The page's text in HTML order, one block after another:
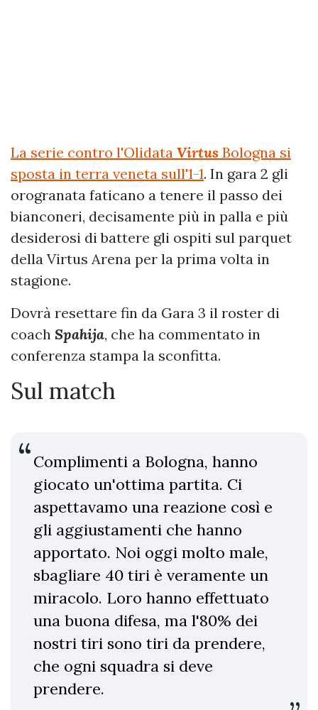
La serie contro l'Olidata Virtus Bologna si
sposta in terra veneta sull'1-1. In gara 2 gli
orogranata faticano a tenere il passo dei
bianconeri, decisamente più in palla e più
desiderosi di battere gli ospiti sul parquet
della Virtus Arena per la prima volta in
stagione.
Dovrà resettare fin da Gara 3 il roster di
coach Spahija, che ha commentato in
conferenza stampa la sconfitta.
Sul match
Complimenti a Bologna, hanno
giocato un'ottima partita. Ci
aspettavamo una reazione così e
gli aggiustamenti che hanno
apportato. Noi oggi molto male,
sbagliare 40 tiri è veramente un
miracolo. Loro hanno effettuato
una buona difesa, ma l'80% dei
nostri tiri sono tiri da prendere,
che ogni squadra si deve
prendere.